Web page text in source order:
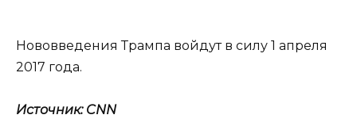
Нововведения Трампа войдут в силу 1 апреля
2017 года.
Источник: CNN